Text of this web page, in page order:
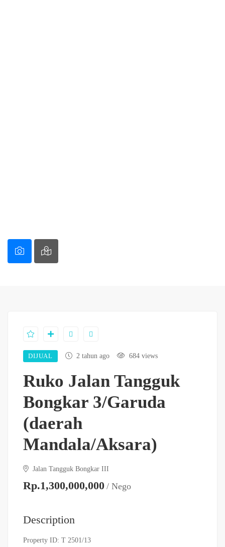
DIJUAL 2 tahun ago 684 views
Ruko Jalan Tangguk
Bongkar 3/Garuda
(daerah
Mandala/Aksara)
Jalan Tangguk Bongkar III
Rp.1,300,000,000 / Nego
Description
Property ID: T 2501/13